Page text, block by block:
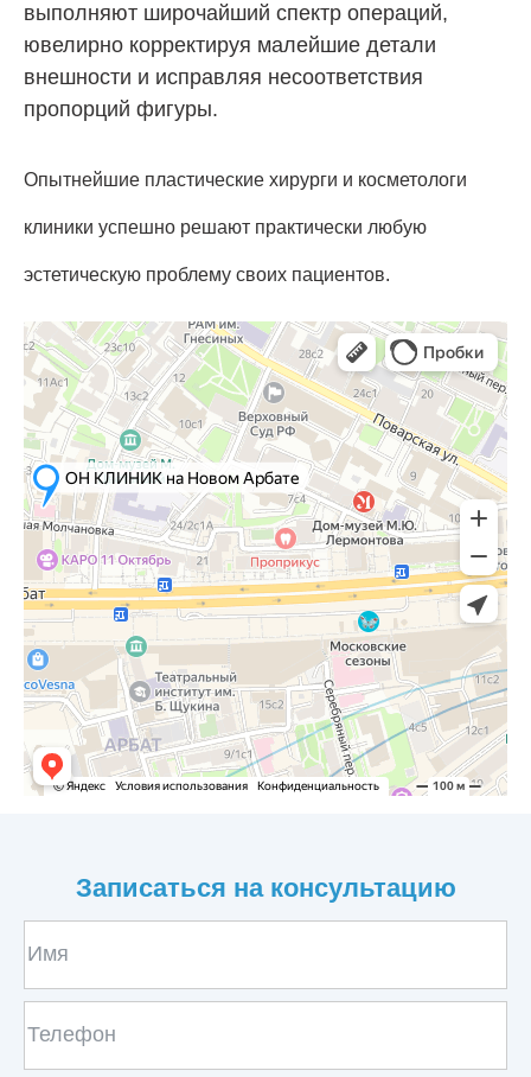
выполняют широчайший спектр операций,
ювелирно корректируя малейшие детали
внешности и исправляя несоответствия
пропорций фигуры.
Опытнейшие пластические хирурги и косметологи
клиники успешно решают практически любую
эстетическую проблему своих пациентов.
Записаться на консультацию